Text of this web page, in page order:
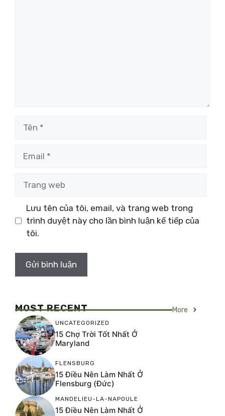
Lưu tên của tôi, email, và trang web trong
trình duyệt này cho lần bình luận kế tiếp của
tôi.
MOST RECENT More
UNCATEGORIZED
15 Chợ Trời Tốt Nhất Ở
Maryland
FLENSBURG
15 Điều Nên Làm Nhất Ở
Flensburg (Đức)
MANDELIEU-LA-NAPOULE
15 Điều Nên Làm Nhất Ở